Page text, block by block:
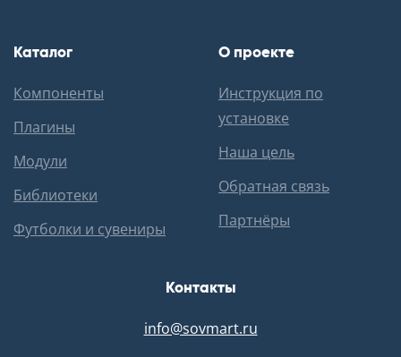
Каталог
Компоненты
Плагины
Модули
Библиотеки
Футболки и сувениры
О проекте
Инструкция по
установке
Наша цель
Обратная связь
Партнёры
Контакты
info@sovmart.ru